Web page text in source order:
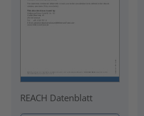
REACH Datenblatt